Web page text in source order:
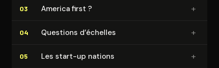
03 America first ? +
04 Questions d’échelles +
05 Les start-up nations +